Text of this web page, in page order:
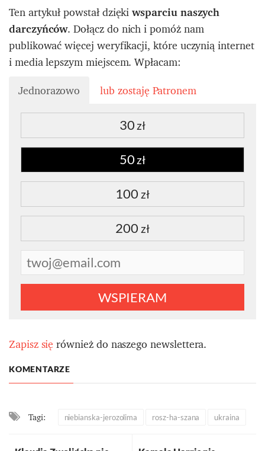
Ten artykuł powstał dziękiwsparciu naszych
darczyńców. Dołącz do nich i pomóż nam
publikować więcej weryfikacji, które uczynią internet
i media lepszym miejscem. Wpłacam:
Jednorazowo
lub zostaję Patronem
30 zł
50 zł
100 zł
200 zł
WSPIERAM
Zapisz sięrównież do naszego newslettera.
KOMENTARZE
Tagi: niebianska-jerozolima rosz-ha-szana ukraina